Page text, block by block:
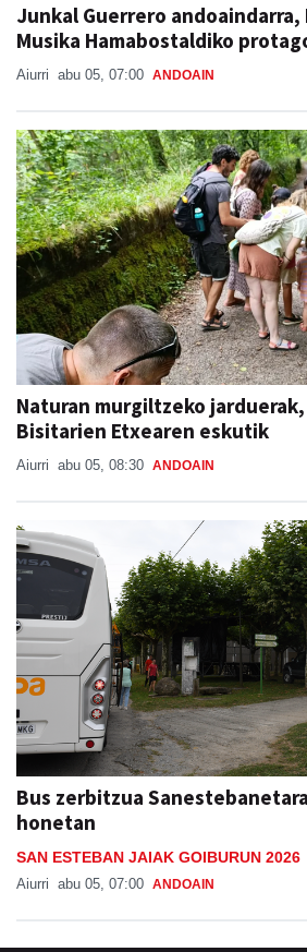
Junkal Guerrero andoaindarra,
Musika Hamabostaldiko
Aiurri abu 05, 07:00 ANDOAIN
Naturan murgiltzeko
Bisitarien Etxearen eskutik
Aiurri abu 05, 08:30 ANDOAIN
Bus zerbitzua
honetan
SAN ESTEBAN JAIAK GOIBURUN 2026
Aiurri abu 05, 07:00 ANDOAIN